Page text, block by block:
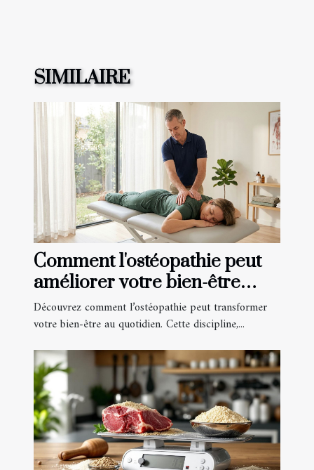
SIMILAIRE
Comment l'ostéopathie peut
améliorer votre bien-être
quotidien ?
Découvrez comment l’ostéopathie peut transformer
votre bien-être au quotidien. Cette discipline,...